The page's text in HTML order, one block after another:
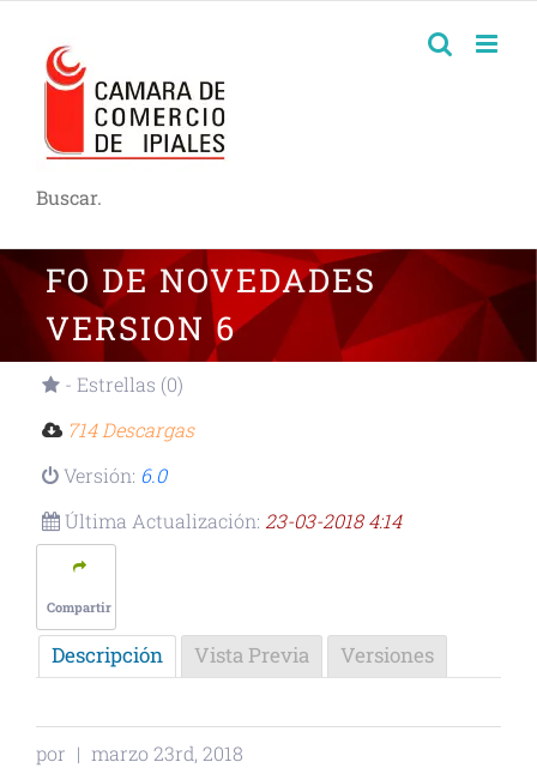
Buscar.
FO DE NOVEDADES
VERSION 6
- Estrellas (0)
714 Descargas
Versión: 6.0
Última Actualización: 23-03-2018 4:14
Compartir
Descripción Vista Previa Versiones
por | marzo 23rd, 2018